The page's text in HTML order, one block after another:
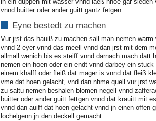
vnnd buitter oder ander guitt gantz fetgen.
Eyne bestedt zu machen
Vur jrst das hauiß zu machen sall man nemen warm
vnnd 2 eyer vnnd das meell vnnd dan jrst mit dem
allmall wenich bis es steiff vnnd darnach mach datt
nemen ein hoen oder ein endt vnnd darbey ein
einem khalff oder fleiß dat mager is vnnd dat fleiß
vme dat hoen gelacht, vnd dan nhme quell vur jrst
zu saltu nemen beshalen blomen negell vnnd
buitter oder ander guitt fettgen vnnd dat krauitt mit
vnnd dan auiff dat hoen gelacht vnnd jn einen offen
lochelgenn jn den deckell gemacht.